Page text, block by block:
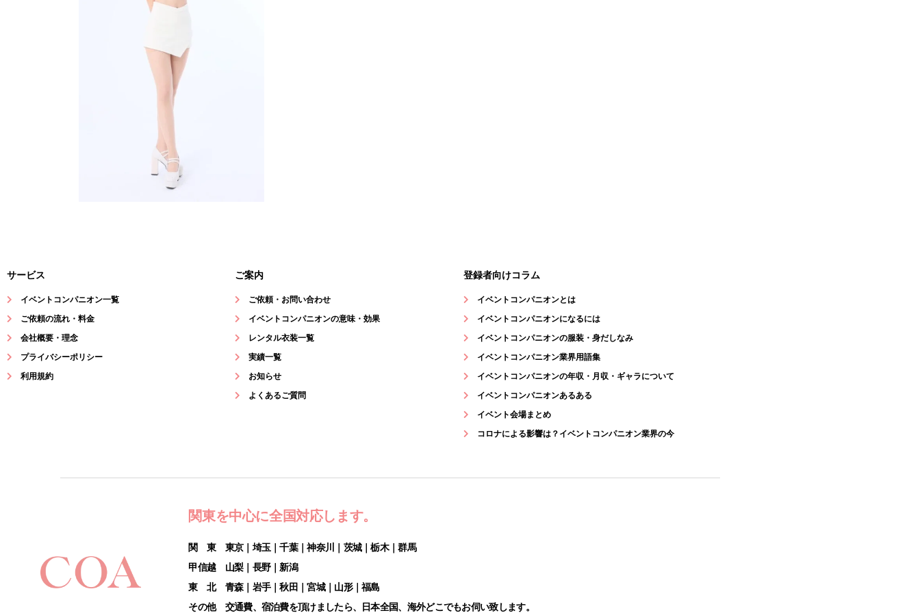
サービス
イベントコンパニオン一覧
ご依頼の流れ・料金
会社概要・理念
プライバシーポリシー
利用規約
ご案内
ご依頼・お問い合わせ
イベントコンパニオンの意味・効果
レンタル衣装一覧
実績一覧
お知らせ
よくあるご質問
登録者向けコラム
イベントコンパニオンとは
イベントコンパニオンになるには
イベントコンパニオンの服装・身だしなみ
イベントコンパニオン業界用語集
イベントコンパニオンの年収・月収・ギャラについて
イベントコンパニオンあるある
イベント会場まとめ
コロナによる影響は？イベントコンパニオン業界の今
関東を中心に全国対応します。
関 東 東京｜埼玉｜千葉｜神奈川｜茨城｜栃木｜群馬
甲信越 山梨｜長野｜新潟
東 北 青森｜岩手｜秋田｜宮城｜山形｜福島
その他 交通費、宿泊費を頂けましたら、日本全国、海外どこでもお伺い致します。